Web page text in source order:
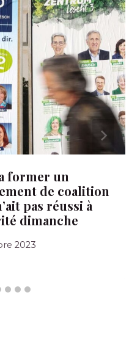
former un
de coalition
pas réussi à
dimanche
2023